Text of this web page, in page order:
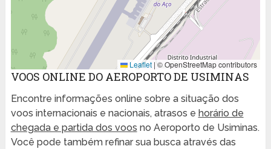
Leaflet | © OpenStreetMap contributors
VOOS ONLINE DO AEROPORTO DE USIMINAS
Encontre informações online sobre a situação dos
voos internacionais e nacionais, atrasos e horário de
chegada e partida dos voos no Aeroporto de Usiminas.
Você pode também refinar sua busca através das